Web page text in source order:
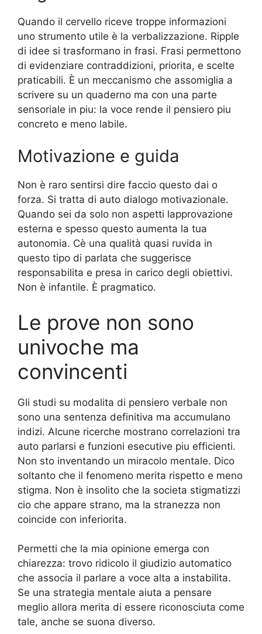
Quando il cervello riceve troppe informazioni
uno strumento utile è la verbalizzazione. Ripple
di idee si trasformano in frasi. Frasi permettono
di evidenziare contraddizioni, priorita, e scelte
praticabili. È un meccanismo che assomiglia a
scrivere su un quaderno ma con una parte
sensoriale in piu: la voce rende il pensiero piu
concreto e meno labile.
Motivazione e guida
Non è raro sentirsi dire faccio questo dai o
forza. Si tratta di auto dialogo motivazionale.
Quando sei da solo non aspetti lapprovazione
esterna e spesso questo aumenta la tua
autonomia. Cè una qualità quasi ruvida in
questo tipo di parlata che suggerisce
responsabilita e presa in carico degli obiettivi.
Non è infantile. È pragmatico.
Le prove non sono
univoche ma
convincenti
Gli studi su modalita di pensiero verbale non
sono una sentenza definitiva ma accumulano
indizi. Alcune ricerche mostrano correlazioni tra
auto parlarsi e funzioni esecutive piu efficienti.
Non sto inventando un miracolo mentale. Dico
soltanto che il fenomeno merita rispetto e meno
stigma. Non è insolito che la societa stigmatizzi
cio che appare strano, ma la stranezza non
coincide con inferiorita.
Permetti che la mia opinione emerga con
chiarezza: trovo ridicolo il giudizio automatico
che associa il parlare a voce alta a instabilita.
Se una strategia mentale aiuta a pensare
meglio allora merita di essere riconosciuta come
tale, anche se suona diverso.